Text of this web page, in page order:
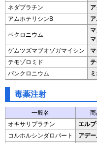
ネダプラチン
アムホテリシンB
ベクロニウム
ゲムツズマブオゾガマイシン
テモゾロミド
パンクロニウム
毒薬注射
一般名 商
オキサリプラチン
エルプ
コルホルシンダロパート
アデ